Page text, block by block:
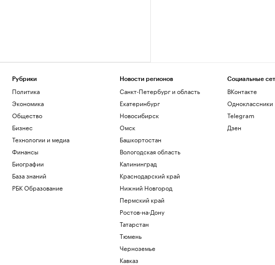
Рубрики
Политика
Экономика
Общество
Бизнес
Технологии и медиа
Финансы
Биографии
База знаний
РБК Образование
Новости регионов
Санкт-Петербург и область
Екатеринбург
Новосибирск
Омск
Башкортостан
Вологодская область
Калининград
Краснодарский край
Нижний Новгород
Пермский край
Ростов-на-Дону
Татарстан
Тюмень
Черноземье
Кавказ
Социальные
ВКонтакте
Одноклассники
Telegram
Дзен